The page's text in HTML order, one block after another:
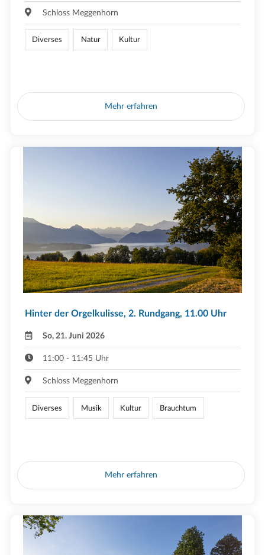
Schloss Meggenhorn
Diverses Natur Kultur
Mehr erfahren
Hinter der Orgelkulisse, 2. Rundgang, 11.00 Uhr
So, 21. Juni 2026
11:00 - 11:45 Uhr
Schloss Meggenhorn
Diverses Musik Kultur Brauchtum
Mehr erfahren